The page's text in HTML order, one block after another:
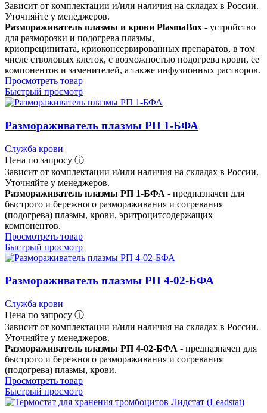
Зависит от комплектации и/или наличия на складах в России.
Уточняйте у менеджеров.
Размораживатель плазмы и крови PlasmaBox - устройство
для разморозки и подогрева плазмы,
криопреципитата, криоконсервированных препаратов, в том
числе стволовых клеток, с возможностью подогрева крови, ее
компонентов и заменителей, а также инфузионных растворов.
Просмотреть товар
Быстрый просмотр
Размораживатель плазмы РП 1-БФА
Служба крови
Цена по запросу ⓘ
Зависит от комплектации и/или наличия на складах в России.
Уточняйте у менеджеров.
Размораживатель плазмы РП 1-БФА - предназначен для
быстрого и бережного размораживания и согревания
(подогрева) плазмы, крови, эритроцитсодержащих
компонентов.
Просмотреть товар
Быстрый просмотр
Размораживатель плазмы РП 4-02-БФА
Служба крови
Цена по запросу ⓘ
Зависит от комплектации и/или наличия на складах в России.
Уточняйте у менеджеров.
Размораживатель плазмы РП 4-02-БФА - предназначен для
быстрого и бережного размораживания и согревания
(подогрева) плазмы, крови.
Просмотреть товар
Быстрый просмотр